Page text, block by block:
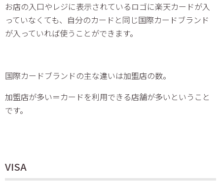
お店の入口やレジに表示されているロゴに楽天カードが入
っていなくても、自分のカードと同じ国際カードブランド
が入っていれば使うことができます。
国際カードブランドの主な違いは加盟店の数。
加盟店が多い＝カードを利用できる店舗が多いということ
です。
VISA